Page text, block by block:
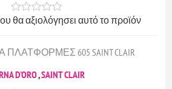
θα αξιολόγησει αυτό το προϊόν
605 SAINT CLAIR
D'ORO,SAINT CLAIR